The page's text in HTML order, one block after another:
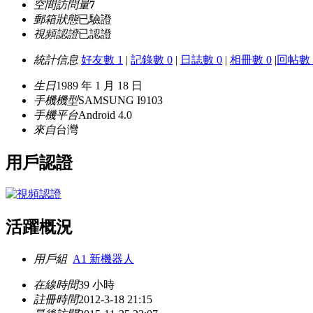
空間訪問量7
郵箱狀態已驗證
視頻認證已認證
統計信息 好友數 1 | 記錄數 0 | 日誌數 0 | 相冊數 0 |回帖數
生日1989 年 1 月 18 日
手機機型SAMSUNG I9103
手機平台Android 4.0
來自台灣
用戶認證
活躍概況
用戶組 A1 新機器人
在線時間39 小時
註冊時間2012-3-18 21:15